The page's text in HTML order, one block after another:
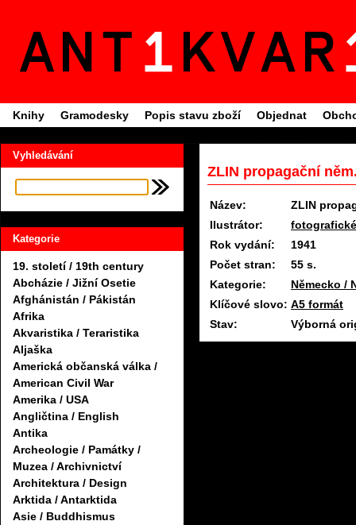
Knihy Gramodesky Popis stavu zboží Objednat
Vyhledávání
Kategorie
19. století / 19th century
Abcházie / Jižní Osetie
Afghánistán / Pákistán
Afrika
Akvaristika / Teraristika
Aljaška
Americká občanská válka /
American Civil War
Amerika / USA
Angličtina / English
Antika
Archeologie / Památky /
Muzea / Archivnictví
Architektura / Design
Arktida / Antarktida
Asie / Buddhismus
ZLIN propagační
Název:
ZLIN
Ilustrátor:
Rok vydání:
1941
Počet stran:
55 s.
Kategorie:
Německo /
Klíčové slovo: A5 formát
Stav:
Výborná